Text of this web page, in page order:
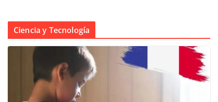
Ciencia y Tecnología